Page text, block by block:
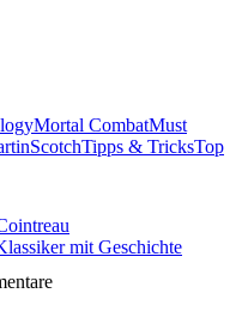
Mortal CombatMust
ScotchTipps & TricksTop
mit Geschichte